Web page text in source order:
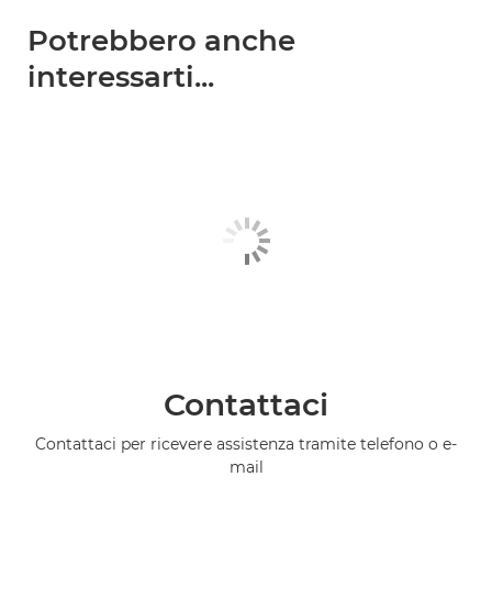
Potrebbero anche
interessarti...
Contattaci
Contattaci per ricevere assistenza tramite telefono o e-
mail